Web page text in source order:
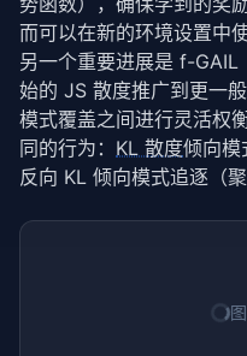
而可以在新的环境设置中使
另一个重要进展是 f-
始的 JS 散度推广到更一
模式覆盖之间进行灵活权
同的行为： KL 散度倾向模
反向 KL 倾向模式追逐（